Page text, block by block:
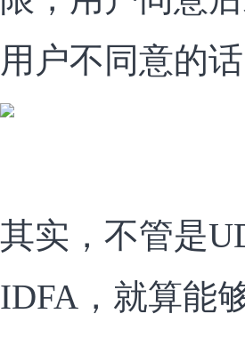
用户不同意的
其实，不管是
IDFA，就算能